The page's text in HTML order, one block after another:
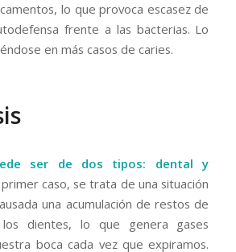
lo que provoca escasez de
frente a las bacterias. Lo
en más casos de caries.
ser de dos tipos: dental y
primer caso, se trata de una situación
una acumulación de restos de
dientes, lo que genera gases
boca cada vez que expiramos.